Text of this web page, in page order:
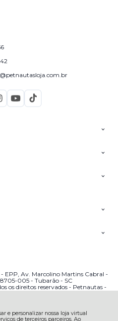
e personalizar nossa loja virtual
de terceiros parceiros. Ao
EPP, Av. Marcolino Martins Cabral -
005 - Tubarão - SC
os direitos reservados - Petnautas -